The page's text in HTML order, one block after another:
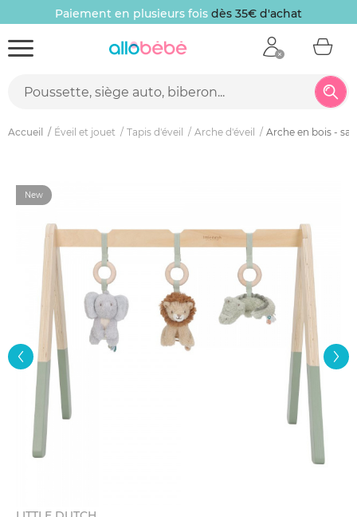
Paiement en plusieurs fois dès 35€ d'achat
Accueil Éveil et jouet Tapis d'éveil Arche d'éveil Arche en bois -
New